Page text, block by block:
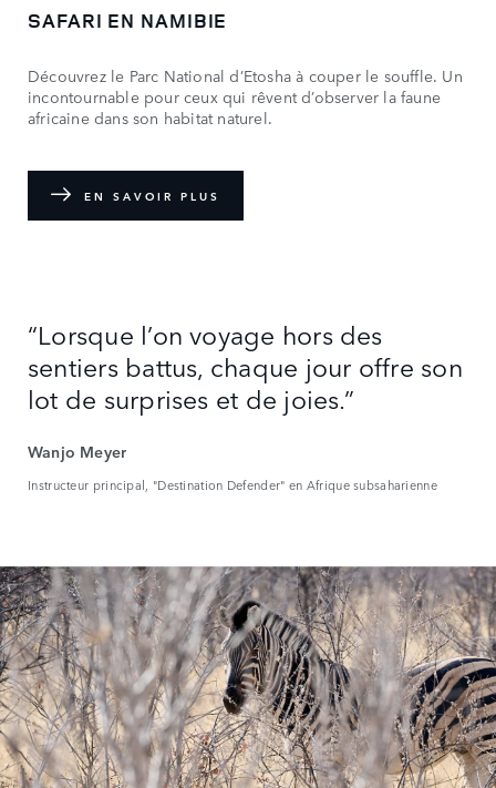
SAFARI EN NAMIBIE
Découvrez le Parc National d’Etosha à couper le souffle. Un
incontournable pour ceux qui rêvent d’observer la faune
africaine dans son habitat naturel.
EN SAVOIR PLUS
“Lorsque l’on voyage hors des
sentiers battus, chaque jour offre son
lot de surprises et de joies.”
Wanjo Meyer
Instructeur principal, "Destination Defender" en Afrique subsaharienne